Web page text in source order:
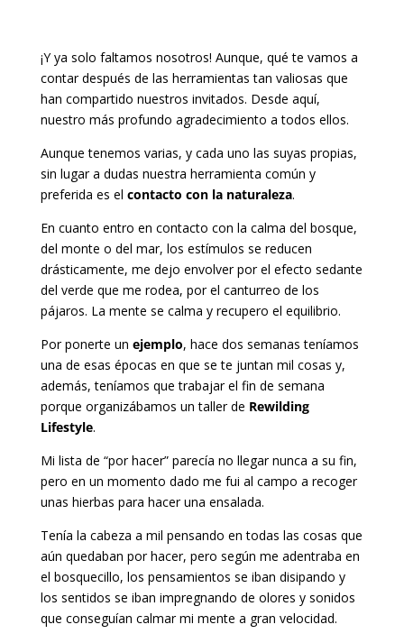
¡Y ya solo faltamos nosotros! Aunque, qué te vamos a
contar después de las herramientas tan valiosas que
han compartido nuestros invitados. Desde aquí,
nuestro más profundo agradecimiento a todos ellos.
Aunque tenemos varias, y cada uno las suyas propias,
sin lugar a dudas nuestra herramienta común y
preferida es el contacto con la naturaleza.
En cuanto entro en contacto con la calma del bosque,
del monte o del mar, los estímulos se reducen
drásticamente, me dejo envolver por el efecto sedante
del verde que me rodea, por el canturreo de los
pájaros. La mente se calma y recupero el equilibrio.
Por ponerte un ejemplo, hace dos semanas teníamos
una de esas épocas en que se te juntan mil cosas y,
además, teníamos que trabajar el fin de semana
porque organizábamos un taller de Rewilding
Lifestyle.
Mi lista de “por hacer” parecía no llegar nunca a su fin,
pero en un momento dado me fui al campo a recoger
unas hierbas para hacer una ensalada.
Tenía la cabeza a mil pensando en todas las cosas que
aún quedaban por hacer, pero según me adentraba en
el bosquecillo, los pensamientos se iban disipando y
los sentidos se iban impregnando de olores y sonidos
que conseguían calmar mi mente a gran velocidad.